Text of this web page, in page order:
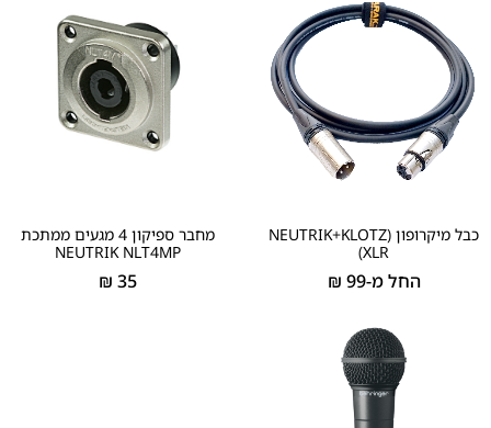
כבל מיקרופון (NEUTRIK+KLOTZ
(XLR
החל מ-99
₪
מחבר ספיקון 4 מגעים ממתכת
NEUTRIK NLT4MP
35
₪